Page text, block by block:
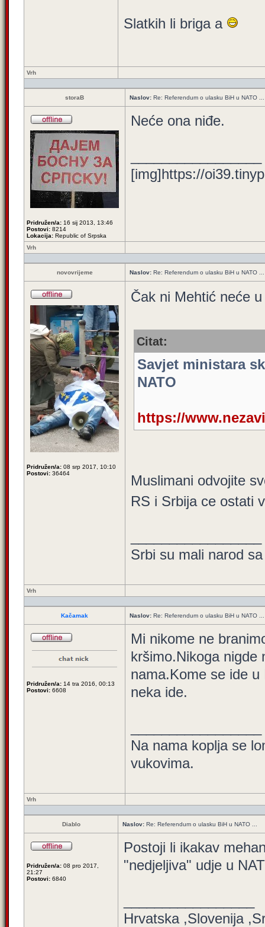
Slatkih li briga a
Vrh
storaB Naslov: Re: Referendum o ulasku BiH u NATO ...
Pridružen/a: 16 sij 2013, 13:46
Postovi: 8214
Lokacija: Republic of Srpska
Neće ona niđe.
[img]https://
Vrh
novovrijeme Naslov: Re: Referendum o ulasku BiH u NATO ...
Pridružen/a: 08 srp 2017, 10:10
Postovi: 36464
Čak ni Mehtić neće
Citat:
Savjet ministara
NATO
https://
Muslimani odvojite
RS i Srbija ce ostati
Srbi su mali narod
Vrh
Kačamak Naslov: Re: Referendum o ulasku BiH u NATO ...
Pridružen/a: 14 tra 2016, 00:13
Postovi: 6608
Mi nikome ne
kršimo.Nikoga nigde
nama.Kome se ide
neka ide.
Na nama koplja se
vukovima.
Vrh
Diablo Naslov: Re: Referendum o ulasku BiH u NATO ...
Pridružen/a: 08 pro 2017,
21:27
Postovi: 6840
Postoji li ikakav
"nedjeljiva" udje u
Hrvatska ,Slovenija